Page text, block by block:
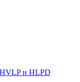
HVLP и HLPD